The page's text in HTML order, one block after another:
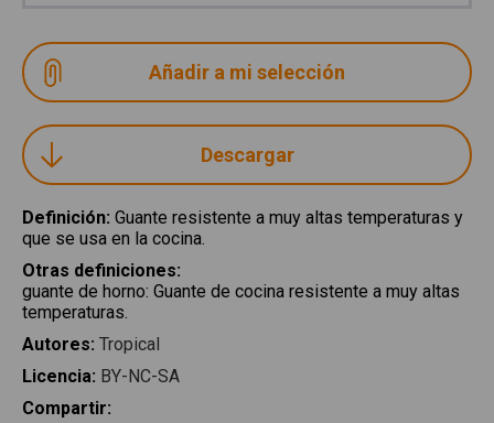
Descargar
Definición: Guante resistente a muy altas temperaturas y
que se usa en la cocina.
Otras definiciones:
guante de horno: Guante de cocina resistente a muy altas
temperaturas.
Autores: Tropical
Licencia: BY-NC-SA
Compartir: